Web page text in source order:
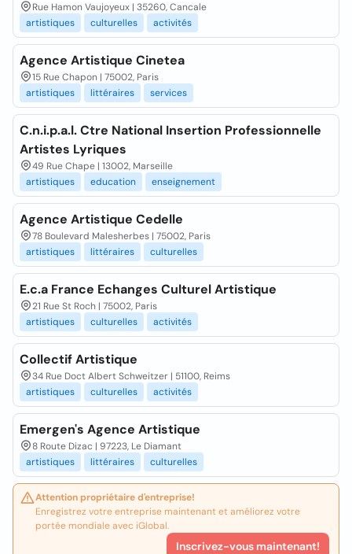
Rue Hamon Vaujoyeux | 35260, Cancale
artistiques
culturelles activités
Agence Artistique Cinetea
15 Rue Chapon | 75002, Paris
artistiques
littéraires services
C.n.i.p.a.l. Ctre National Insertion Professionnelle
Artistes Lyriques
49 Rue Chape | 13002, Marseille
artistiques
education enseignement
Agence Artistique Cedelle
78 Boulevard Malesherbes | 75002, Paris
artistiques
littéraires culturelles
E.c.a France Echanges Culturel Artistique
21 Rue St Roch | 75002, Paris
artistiques
culturelles activités
Collectif Artistique
34 Rue Doct Albert Schweitzer | 51100, Reims
artistiques
culturelles activités
Emergen's Agence Artistique
8 Route Dizac | 97223, Le Diamant
artistiques
littéraires culturelles
Attention propriétaire d'entreprise!
Enregistrez votre entreprise maintenant et améliorez votre
portée mondiale avec iGlobal.
Inscrivez-vous maintenant!